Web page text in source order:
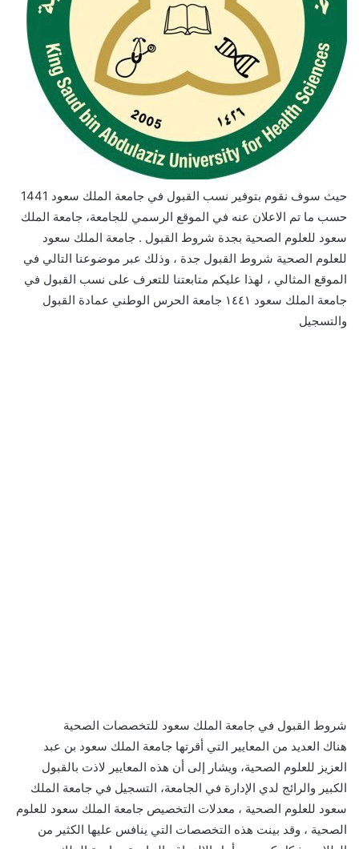
حيث سوف نقوم بتوفير نسب القبول في جامعة الملك سعود 1441
حسب ما تم الاعلان عنه في الموقع الرسمي للجامعة، جامعة الملك
سعود للعلوم الصحية بجدة شروط القبول . جامعة الملك سعود
للعلوم الصحية شروط القبول جدة ، وذلك عبر موضوعنا التالي في
الموقع المثالي ، لهذا عليكم متابعتنا للتعرف على نسب القبول في
جامعة الملك سعود ١٤٤١ جامعة الحرس الوطني عمادة القبول
والتسجيل
شروط القبول في جامعة الملك سعود للتخصصات الصحية
هناك العديد من المعايير التي أقرتها جامعة الملك سعود بن عبد
العزيز للعلوم الصحية، ويشار إلى أن هذه المعايير لاذت بالقبول
الكبير والرائج لدي الإدارة في الجامعة، التسجيل في جامعة الملك
سعود للعلوم الصحية ، معدلات التخصيص جامعة الملك سعود للعلوم
الصحية ، وقد بينت هذه التخصصات التي ينافس عليها الكثير من